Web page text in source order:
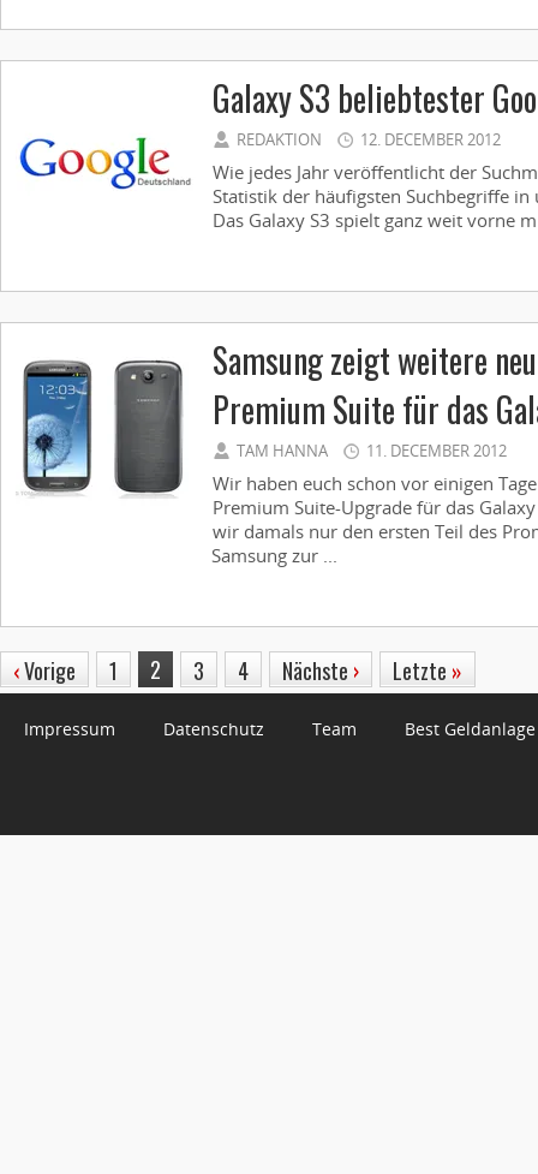
Galaxy S3 beliebtester
REDAKTION 12. DECEMBER 2012
Wie jedes Jahr veröffentlicht der
Statistik der häufigsten Suchbegriffe
Das Galaxy S3 spielt ganz weit vorne
Samsung zeigt weitere
Premium Suite für das
TAM HANNA 11. DECEMBER 2012
Wir haben euch schon vor einigen
Premium Suite-Upgrade für das
wir damals nur den ersten Teil des
Samsung zur ...
‹Vorige 1 2 3 4 Nächste › Letzte »
Impressum Datenschutz Team Best Geldanlage